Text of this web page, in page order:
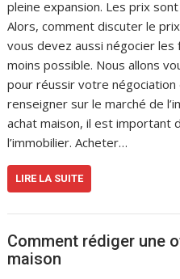
pleine expansion. Les prix
Alors, comment discuter le prix
vous devez aussi négocier
moins possible. Nous allons
pour réussir votre négociation
renseigner sur le marché de
achat maison, il est important
l’immobilier. Acheter…
LIRE LA SUITE
Comment rédiger une
maison